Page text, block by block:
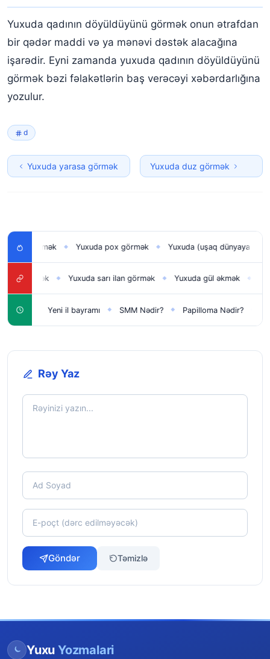
Yuxuda qadının döyüldüyünü görmək onun ətrafdan
bir qədər maddi və ya mənəvi dəstək alacağına
işarədir. Eyni zamanda yuxuda qadının döyüldüyünü
görmək bəzi fəlakətlərin baş verəcəyi xəbərdarlığına
yozulur.
d
Yuxuda yarasa görmək Yuxuda duz görmək
görmək ◆ Yuxuda pox görmək ◆ Yuxuda (uşaq dünyaya
◆ Yuxuda sarı ilan görmək ◆ Yuxuda gül əkmək ◆
◆ Yeni il bayramı ◆ SMM Nədir? ◆ Papilloma Nədir? ◆
Rəy Yaz
Göndər Təmizlə
Yuxu Yozmalari